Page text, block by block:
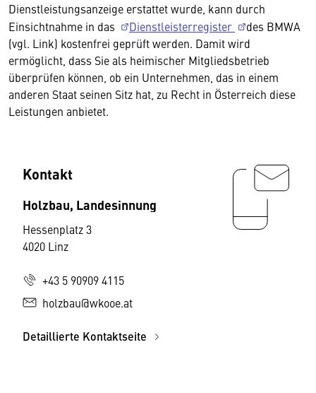
Dienstleistungsanzeige erstattet wurde, kann durch
Einsichtnahme in das
Dienstleisterregister
des BMWA
(vgl. Link) kostenfrei geprüft werden. Damit wird
ermöglicht, dass Sie als heimischer Mitgliedsbetrieb
überprüfen können, ob ein Unternehmen, das in einem
anderen Staat seinen Sitz hat, zu Recht in Österreich diese
Leistungen anbietet.
Kontakt
Holzbau, Landesinnung
Hessenplatz 3
4020 Linz
+43 5 90909 4115
holzbau@wkooe.at
Detaillierte Kontaktseite